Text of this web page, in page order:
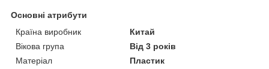
Основні атрибути
Країна виробник
Китай
Вікова група
Від 3 років
Матеріал
Пластик